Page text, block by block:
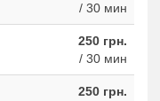
/ 30 мин
250 грн.
/ 30 мин
250 грн.